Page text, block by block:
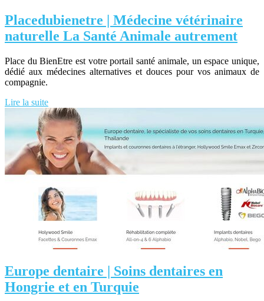
Placedubie­net­re | Médecine vétérinaire
naturelle La Santé Animale autrement
Place du BienEtre est votre portail santé animale, un espace unique,
dédié aux médecines alternatives et douces pour vos animaux de
compagnie.
Lire la suite
Europe dentaire | Soins dentaires en
Hongrie et en Turquie